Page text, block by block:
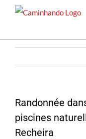
Randonnée
piscines
Recheira